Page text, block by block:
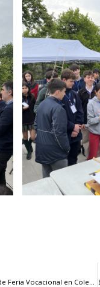
Alumnas de III° medio participaron de Feria Vocacional en Colegio Mackay